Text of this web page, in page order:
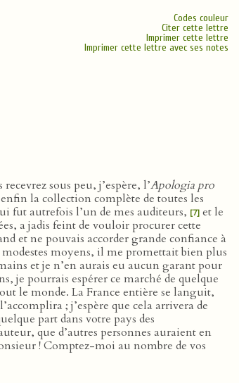
Codes couleur
Citer cette lettre
Imprimer cette lettre
Imprimer cette lettre avec ses notes
recevrez sous peu, j’espère, l’Apologia pro
la collection complète de toutes les
fut autrefois l’un de mes auditeurs, [7] et le
a jadis feint de vouloir procurer cette
et ne pouvais accorder grande confiance à
modestes moyens, il me promettait bien plus
et je n’en aurais eu aucun garant pour
je pourrais espérer ce marché de quelque
le monde. La France entière se languit,
; j’espère que cela arrivera de
part dans votre pays des
que d’autres personnes auraient en
! Comptez-moi au nombre de vos